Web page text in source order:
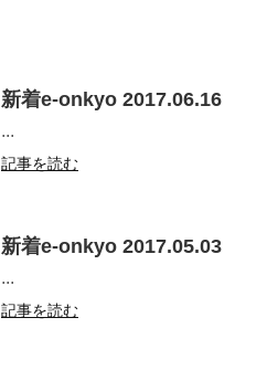
新着e-onkyo 2017.06.16
...
記事を読む
新着e-onkyo 2017.05.03
...
記事を読む